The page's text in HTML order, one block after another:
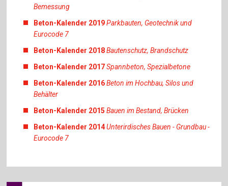
Bemessung
Beton-Kalender 2019Parkbauten, Geotechnik und
Eurocode 7
Beton-Kalender 2018Bautenschutz, Brandschutz
Beton-Kalender 2017Spannbeton, Spezialbetone
Beton-Kalender 2016Beton im Hochbau, Silos und
Behälter
Beton-Kalender 2015Bauen im Bestand, Brücken
Beton-Kalender 2014Unterirdisches Bauen - Grundbau -
Eurocode 7